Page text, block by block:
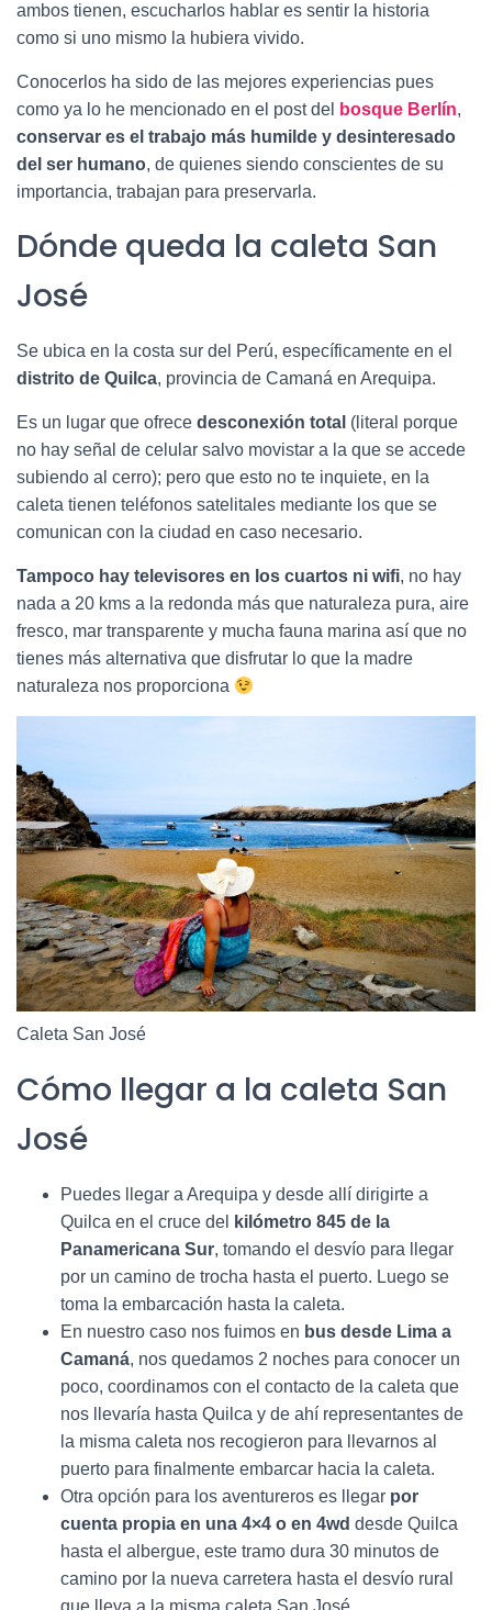
ambos tienen, escucharlos hablar es sentir la historia
como si uno mismo la hubiera vivido.
Conocerlos ha sido de las mejores experiencias pues
como ya lo he mencionado en el post del
bosque Berlín,
conservar es el trabajo más humilde y desinteresado
del ser humano, de quienes siendo conscientes de su
importancia, trabajan para preservarla.
Dónde queda la caleta San
José
Se ubica en la costa sur del Perú, específicamente en el
distrito de Quilca, provincia de Camaná en Arequipa.
Es un lugar que ofrece desconexión total (literal porque
no hay señal de celular salvo movistar a la que se accede
subiendo al cerro); pero que esto no te inquiete, en la
caleta tienen teléfonos satelitales mediante los que se
comunican con la ciudad en caso necesario.
Tampoco hay televisores en los cuartos ni wifi, no hay
nada a 20 kms a la redonda más que naturaleza pura, aire
fresco, mar transparente y mucha fauna marina así que no
tienes más alternativa que disfrutar lo que la madre
naturaleza nos proporciona
Caleta San José
Cómo llegar a la caleta San
José
Puedes llegar a Arequipa y desde allí dirigirte a
Quilca en el cruce del
kilómetro 845 de la
Panamericana Sur, tomando el desvío para llegar
por un camino de trocha hasta el puerto. Luego se
toma la embarcación hasta la caleta.
En nuestro caso nos fuimos en bus desde Lima a
Camaná, nos quedamos 2 noches para conocer un
poco, coordinamos con el contacto de la caleta que
nos llevaría hasta Quilca y de ahí representantes de
la misma caleta nos recogieron para llevarnos al
puerto para finalmente embarcar hacia la caleta.
Otra opción para los aventureros es llegar por
cuenta propia en una 4×4 o en 4wd desde Quilca
hasta el albergue, este tramo dura 30 minutos de
camino por la nueva carretera hasta el desvío rural
que lleva a la misma caleta San José.